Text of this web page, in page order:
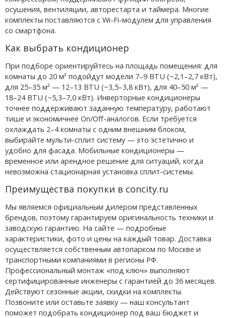
осушения, вентиляции, авторестарта и таймера. Многие
комплекты поставляются с Wi-Fi-модулем для управления
со смартфона.
Как выбрать кондиционер
При подборе ориентируйтесь на площадь помещения: для
комнаты до 20 м² подойдут модели 7–9 BTU (~2,1–2,7 кВт),
для 25–35 м² — 12–13 BTU (~3,5–3,8 кВт), для 40–50 м² —
18–24 BTU (~5,3–7,0 кВт). Инверторные кондиционеры
точнее поддерживают заданную температуру, работают
тише и экономичнее On/Off-аналогов. Если требуется
охлаждать 2–4 комнаты с одним внешним блоком,
выбирайте мульти-сплит систему — это эстетично и
удобно для фасада. Мобильные кондиционеры —
временное или арендное решение для ситуаций, когда
невозможна стационарная установка сплит-системы.
Преимущества покупки в concity.ru
Мы являемся официальным дилером представленных
брендов, поэтому гарантируем оригинальность техники и
заводскую гарантию. На сайте — подробные
характеристики, фото и цены на каждый товар. Доставка
осуществляется собственным автопарком по Москве и
транспортными компаниями в регионы РФ.
Профессиональный монтаж «под ключ» выполняют
сертифицированные инженеры с гарантией до 36 месяцев.
Действуют сезонные акции, скидки на комплекты.
Позвоните или оставьте заявку — наш консультант
поможет подобрать кондиционер под ваш бюджет и